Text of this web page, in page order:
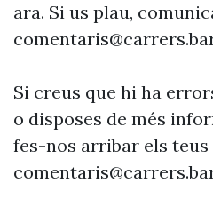
ara. Si us plau,
Si creus que hi ha
o disposes de més
fes-nos arribar els